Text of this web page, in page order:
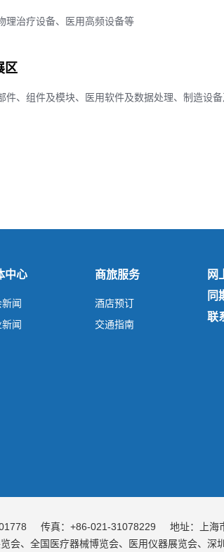
理治疗设备、医用高频设备等
区
、组件及模块、医用软件及数据处理、制造设
中心
闻
闻
商旅服务
酒店预订
交通指南
网
同
联
传真：+86-021-31078229
地址：上海
会、全国医疗器械博览会、医用仪器展览会、